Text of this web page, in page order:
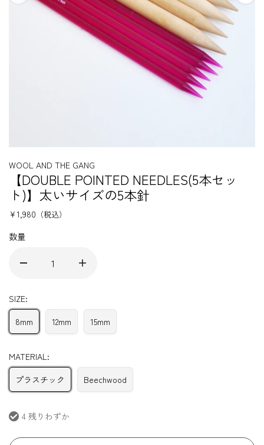
WOOL AND THE GANG
【DOUBLE POINTED NEEDLES(5本セッ
ト)】太いサイズの5本針
¥1,980 （税込）
数量
SIZE:
8mm
12mm 15mm
MATERIAL:
プラスチック
Beechwood
4 残りわずか